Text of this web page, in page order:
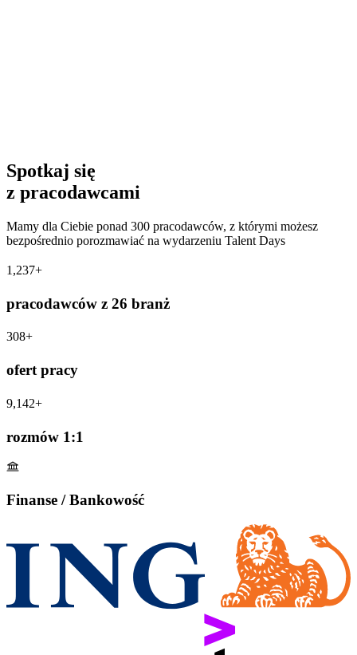
Spotkaj się
z pracodawcami
Mamy dla Ciebie ponad 300 pracodawców, z którymi możesz
bezpośrednio porozmawiać na wydarzeniu Talent Days
1,237+
pracodawców z 26 branż
308+
ofert pracy
9,142+
rozmów 1:1
Finanse / Bankowość